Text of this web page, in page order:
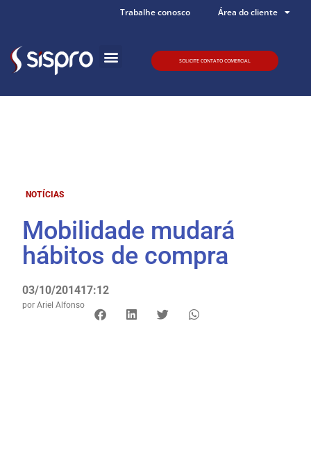
Trabalhe conosco Área do cliente
SOLICITE CONTATO COMERCIAL
NOTÍCIAS
Mobilidade mudará
hábitos de compra
03/10/201417:12
por Ariel Alfonso